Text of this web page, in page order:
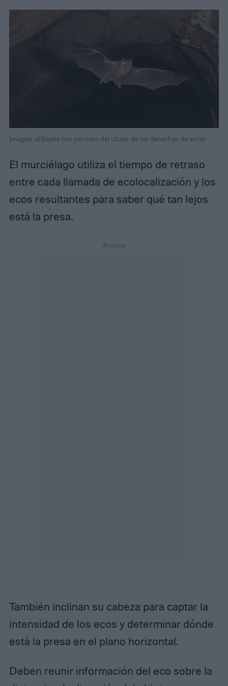
Imagen utilizada con permiso del titular de los derechos de autor
El murciélago utiliza el tiempo de retraso
entre cada llamada de ecolocalización y los
ecos resultantes para saber qué tan lejos
está la presa.
También inclinan su cabeza para captar la
intensidad de los ecos y determinar dónde
está la presa en el plano horizontal.
Deben reunir información del eco sobre la